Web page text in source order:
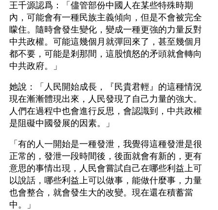
王千源認爲：「儘管部份中國人在某些特殊時期
內，可能會有一種民族主義傾向，但是不會被完全
矇住。隨時會發生變化，變成一種更強的力量反對
中共政權。可能這幾個月就彈回來了，甚至幾個月
都不要，可能是剎那間，這股憤怒的矛頭就會轉向
中共政府。」
她說：「人民開始成長，『民貴君輕』的這種情況
現在漸漸體現出來，人民發現了自己力量的強大。
人們在過程中也會進行反思，會認識到，中共政權
是阻礙中國發展的因素。」
「有的人一開始是一種發泄，我覺得這種發泄是很
正常的，發泄一段時間後，後面就會有新的，更有
意思的事情出現，人民會嘗試自己在哪些利益上可
以說話，哪些利益上可以做事，能做什麼事，力量
也會整合，就會發生大的改變。現在還在積蓄當
中。」